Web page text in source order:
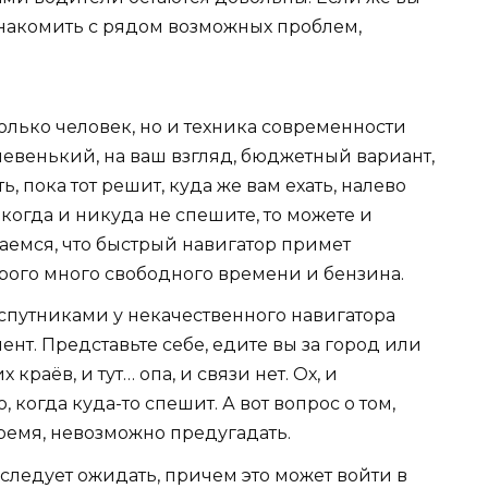
с рядом возможных проблем,
человек, но и техника современности
на ваш взгляд, бюджетный вариант,
пока тот решит, куда же вам ехать, налево
и никуда не спешите, то можете и
что быстрый навигатор примет
много свободного времени и бензина.
у некачественного навигатора
Представьте себе, едите вы за город или
и тут… опа, и связи нет. Ох, и
куда-то спешит. А вот вопрос о том,
невозможно предугадать.
ожидать, причем это может войти в